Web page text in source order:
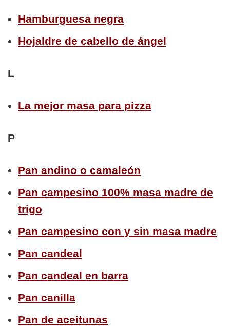
Hamburguesa negra
Hojaldre de cabello de ángel
L
La mejor masa para pizza
P
Pan andino o camaleón
Pan campesino 100% masa madre de
trigo
Pan campesino con y sin masa madre
Pan candeal
Pan candeal en barra
Pan canilla
Pan de aceitunas